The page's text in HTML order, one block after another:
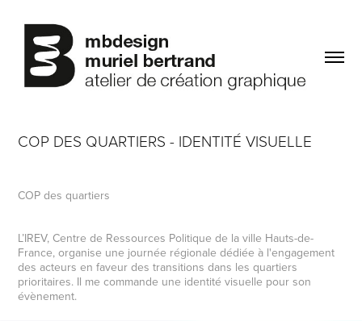
COP DES QUARTIERS - IDENTITÉ VISUELLE
COP des quartiers
L’IREV, Centre de Ressources Politique de la ville Hauts-de-
France, organise une journée régionale dédiée à l'engagement
des acteurs en faveur des transitions dans les quartiers
prioritaires. Il me commande une identité visuelle pour son
évènement.